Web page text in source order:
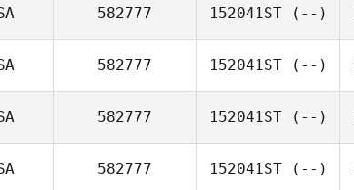
582777 152041ST(--)
582777 152041ST(--)
582777 152041ST(--)
582777 152041ST(--)